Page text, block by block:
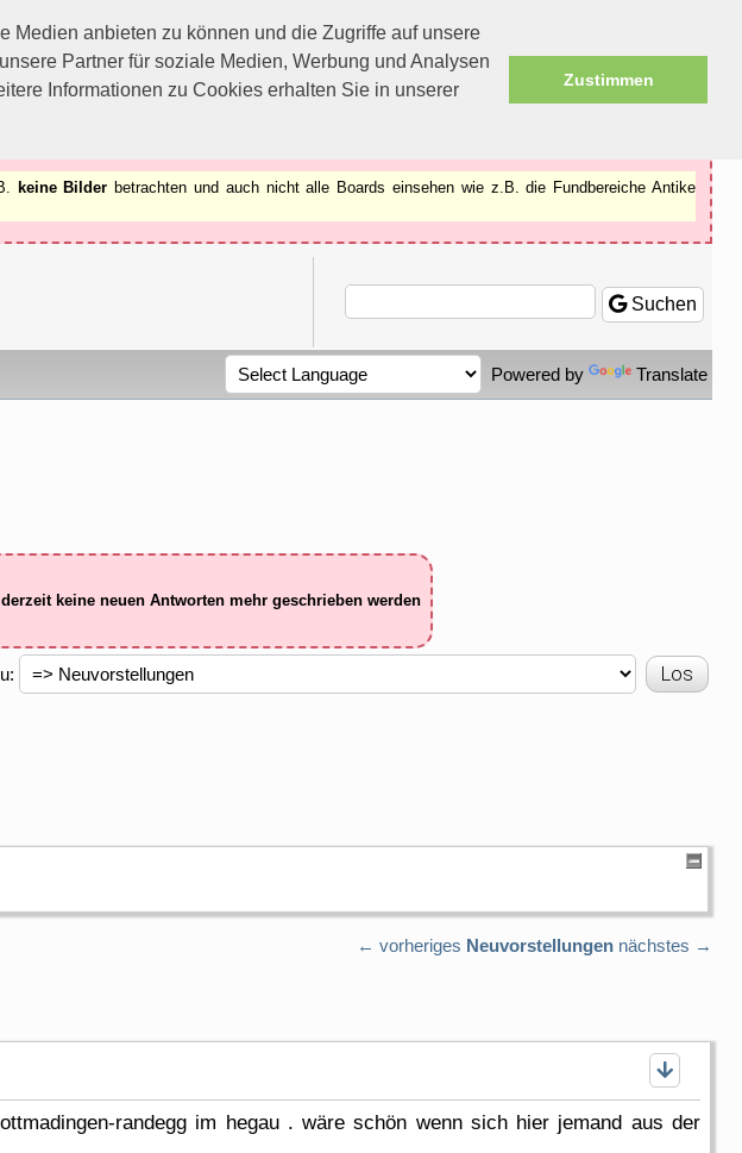
anbieten zu können und die Zugriffe auf unsere
Partner für soziale Medien, Werbung und Analysen
Informationen zu Cookies erhalten Sie in unserer
Zustimmen
keine Bilder betrachten und auch nicht alle Boards einsehen wie z.B. die Fundbereiche Antike
Suchen
Powered by Translate
keine neuen Antworten mehr geschrieben werden
← vorheriges Neuvorstellungen nächstes →
randegg im hegau . wäre schön wenn sich hier jemand aus der